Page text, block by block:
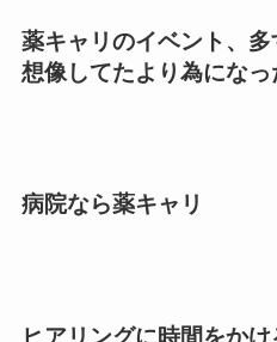
薬キャリのイベント、
想像してたより為になっ
病院なら薬キャリ
ヒアリングに時間をかけ